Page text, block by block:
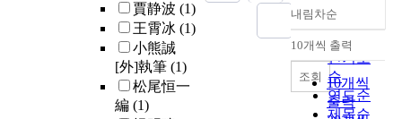
賈静波 (1)
王霄冰 (1)
小熊誠
[外]執筆 (1)
松尾恒一
編 (1)
정확도
순
인기도
순
연도순
제목순
내림차순
내림차순
10개씩 출력
10개씩
출력
조회